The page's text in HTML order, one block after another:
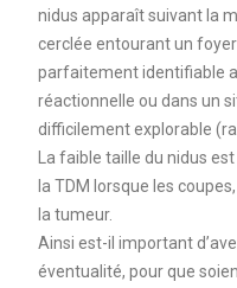
nidus apparaît suivant la
cerclée entourant un
parfaitement identifiable
réactionnelle ou dans un
difficilement explorable
La faible taille du nidus
la TDM lorsque les
la tumeur.
Ainsi est-il important
éventualité, pour que